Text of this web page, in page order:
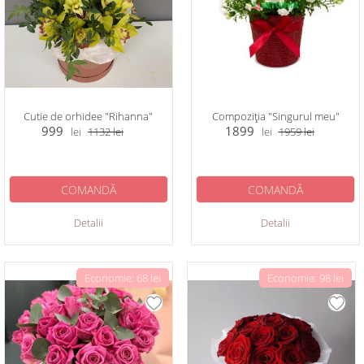
Cutie de orhidee "Rihanna"
999 lei 1132lei
Detalii
COMANDĂ
Compoziția "Singurul meu"
1899 lei 1959lei
Detalii
COMANDĂ
Economie: 68 lei Economie: 98 lei